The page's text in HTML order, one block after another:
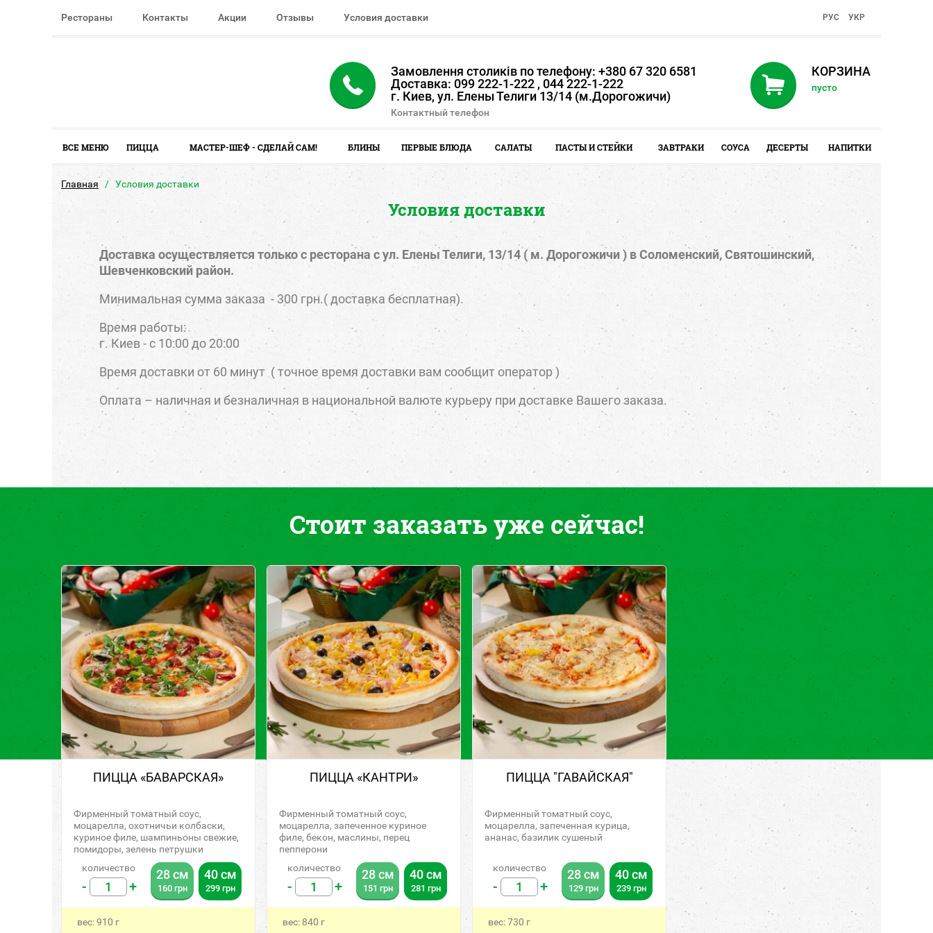
Рестораны Контакты Акции Отзывы Условия доставки PУC УКР
Замовлення столиків по телефону: +380 67 320 6581
Доставка: 099 222-1-222 , 044 222-1-222
г. Киев, ул. Елены Телиги 13/14 (м.Дорогожичи)
Контактный телефон
КОРЗИНА
пусто
ВСЕ МЕНЮ ПИЦЦА МАСТЕР-ШЕФ - СДЕЛАЙ САМ! БЛИНЫ ПЕРВЫЕ БЛЮДА САЛАТЫ ПАСТЫ И СТЕЙКИ ЗАВТРАКИ СОУСА ДЕСЕРТЫ НАПИТКИ
Главная Условия доставки
Условия доставки
Доставка осуществляется только с ресторана с ул. Елены Телиги, 13/14 ( м. Дорогожичи ) в Соломенский, Святошинский,
Шевченковский район.
Минимальная сумма заказа - 300 грн.( доставка бесплатная).
Время работы:
г. Киев - с 10:00 до 20:00
Время доставки от 60 минут ( точное время доставки вам сообщит оператор )
Оплата – наличная и безналичная в национальной валюте курьеру при доставке Вашего заказа.
Стоит заказать уже сейчас!
ПИЦЦА «БАВАРСКАЯ»
Фирменный томатный соус,
моцарелла, охотничьи колбаски,
куриное филе, шампиньоны свежие,
помидоры, зелень петрушки
количество
- +
28 см
160грн
40 см
299грн
вес:910 г
ПИЦЦА «КАНТРИ»
Фирменный томатный соус,
моцарелла, запеченное куриное
филе, бекон, маслины, перец
пепперони
количество
- +
28 см
151 грн
40 см
281 грн
вес: 840 г
ПИЦЦА "ГАВАЙСКАЯ"
Фирменный томатный соус,
моцарелла, запеченная курица,
ананас, базилик сушеный
количество
- +
28 см
129грн
40 см
239грн
вес:730 г